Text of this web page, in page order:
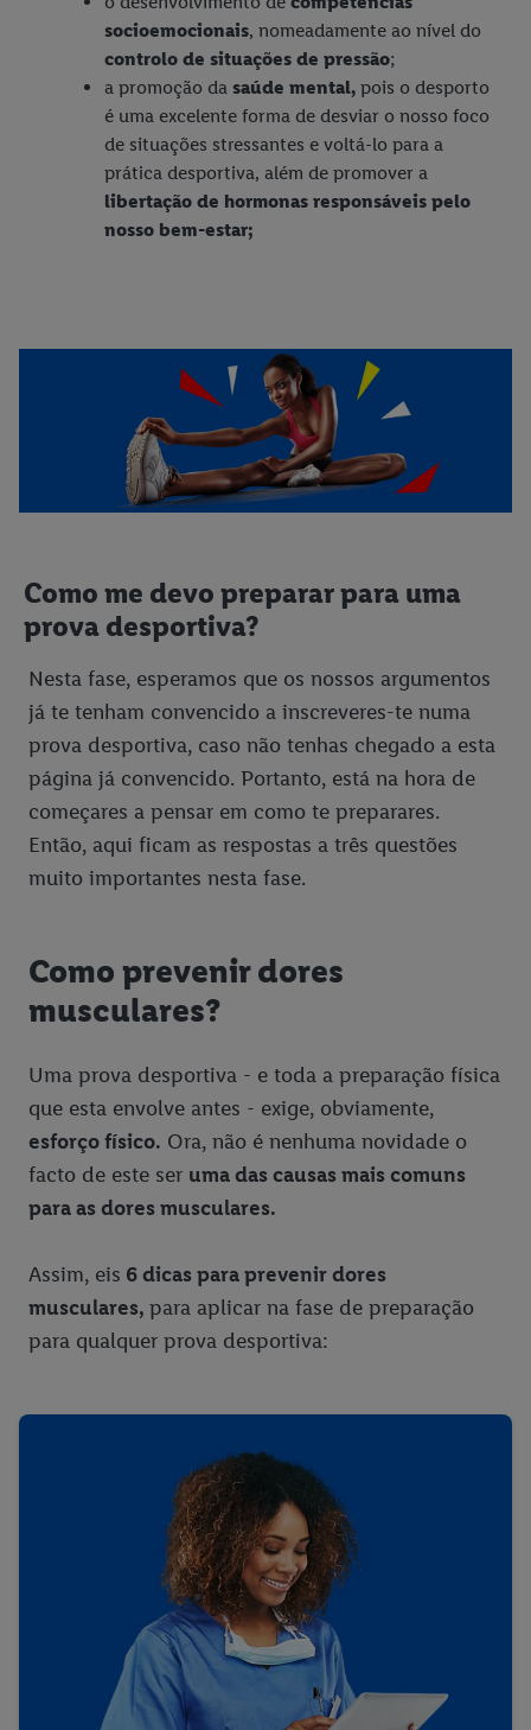
socioemocionais, nomeadamente ao nível do
controlo de situações de pressão;
a promoção da saúde mental, pois o desporto
é uma excelente forma de desviar o nosso foco
de situações stressantes e voltá-lo para a
prática desportiva, além de promover a
libertação de hormonas responsáveis pelo
nosso bem-estar;
Como me devo preparar para uma
prova desportiva?
Nesta fase, esperamos que os nossos argumentos
já te tenham convencido a inscreveres-te numa
prova desportiva, caso não tenhas chegado a esta
página já convencido. Portanto, está na hora de
começares a pensar em como te preparares.
Então, aqui ficam as respostas a três questões
muito importantes nesta fase.
Como prevenir dores
musculares?
Uma prova desportiva - e toda a preparação física
que esta envolve antes - exige, obviamente,
esforço físico. Ora, não é nenhuma novidade o
facto de este ser uma das causas mais comuns
para as dores musculares.
Assim, eis 6 dicas para prevenir dores
musculares, para aplicar na fase de preparação
para qualquer prova desportiva: